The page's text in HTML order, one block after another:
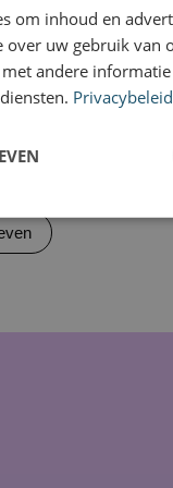
uitvoeringen
van uitvoering)
minuten
om inhoud en
uw gebruik van
andere
Privacybeleid